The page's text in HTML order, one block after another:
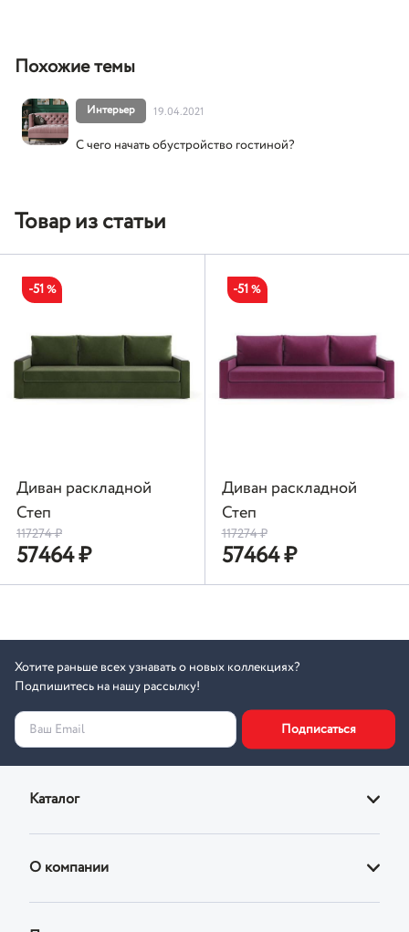
Похожие темы
Интерьер 19.04.2021
С чего начать обустройство гостиной?
Товар из статьи
-51 %
Диван раскладной
Степ
117274₽
57464₽
-51%
Диван раскладной
Степ
117274₽
57464₽
Хотите раньше всех узнавать о новых коллекциях?
Подпишитесь на нашу рассылку!
Ваш Email Подписаться
Каталог
О компании